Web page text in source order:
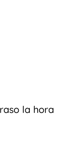
la hora